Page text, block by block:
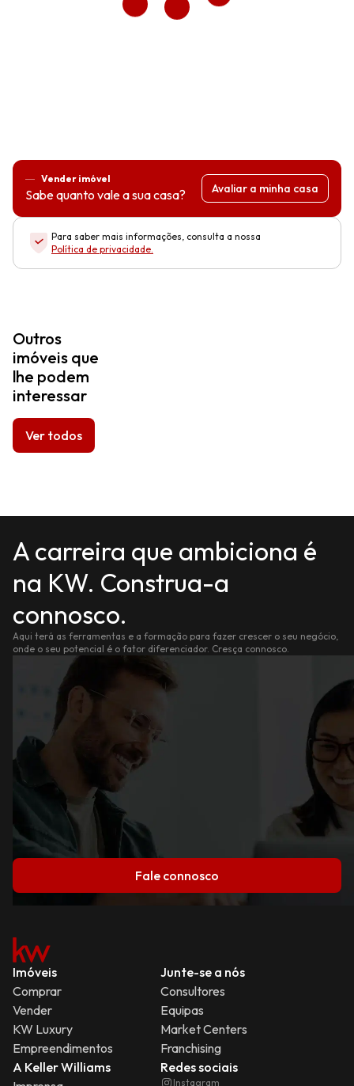
Vender imóvel
Sabe quanto vale a sua casa? Avaliar a minha casa
Para saber mais informações, consulta a nossa
Política de privacidade.
Outros
imóveis que
lhe podem
interessar
Ver todos
A carreira que ambiciona é
na KW. Construa-a
connosco.
Aqui terá as ferramentas e a formação para fazer crescer o seu negócio,
onde o seu potencial é o fator diferenciador. Cresça connosco.
Fale connosco
Imóveis
Comprar
Vender
KW Luxury
Empreendimentos
Junte-se a nós
Consultores
Equipas
Market Centers
Franchising
A Keller Williams
Redes sociais
Instagram